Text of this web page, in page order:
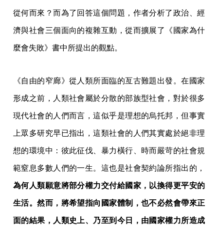
從何而來？而為了回答這個問題，作者分析了政治、經
濟與社會三個面向的複雜互動，從而擴展了《國家為什
麼會失敗》書中所提出的觀點。
《自由的窄廊》從人類所面臨的亙古難題出發。在國家
形成之前，人類社會屬於分散的部族型社會，對於很多
現代社會的人們而言，這似乎是理想的烏托邦，但事實
上眾多研究早已指出，這類社會的人們其實處於絕非理
想的環境中：彼此征伐、暴力橫行、時而嚴苛的社會規
範窒息多數人們的一生。這也是社會契約論所指出的，
為何人類願意將部分權力交付給國家，以換得更平安的
生活。然而，將希望指向國家體制，也不必然會帶來正
面的結果，人類史上、乃至到今日，由國家權力所造成